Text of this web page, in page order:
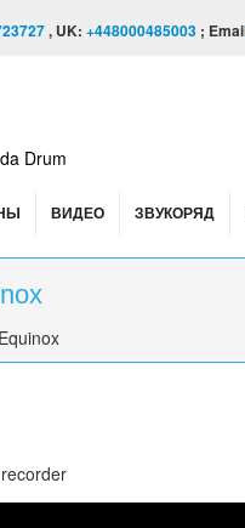
, UK: +448000485003 ;
Drum
ВИДЕО ЗВУКОРЯД